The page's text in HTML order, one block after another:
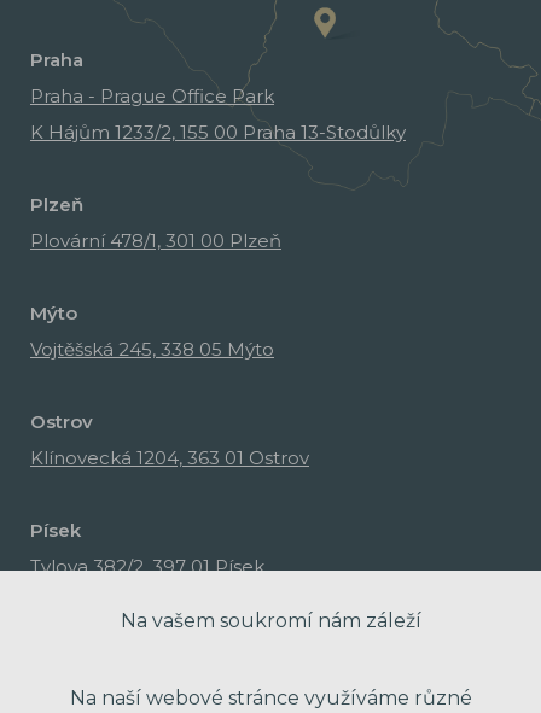
Praha
Praha - Prague Office Park
K Hájům 1233/2, 155 00 Praha 13-Stodůlky
Plzeň
Plovární 478/1, 301 00 Plzeň
Mýto
Vojtěšská 245, 338 05 Mýto
Ostrov
Klínovecká 1204, 363 01 Ostrov
Písek
Tylova 382/2, 397 01 Písek
Na vašem soukromí nám záleží
Na naší webové stránce využíváme různé